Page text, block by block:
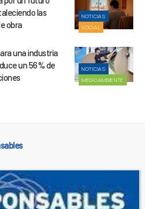
NOTICIAS
SOCIAL
las
obra
NOTICIAS
MEDIOAMBIENTE
una industria
un 56% de